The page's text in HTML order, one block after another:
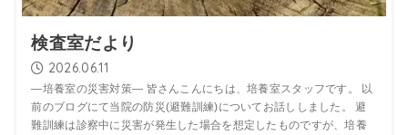
検査室だより
2026.06.11
―培養室の災害対策― 皆さんこんにちは、培養室スタッフです。 以
前のブログにて当院の防災(避難訓練)についてお話ししました。 避
難訓練は診察中に災害が発生した場合を想定したものですが、培養